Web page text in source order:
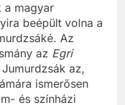
a magyar
beépült volna a
Az
az Egri
az,
ismerősen
és színházi